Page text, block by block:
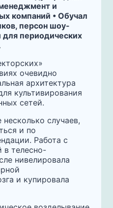
и
компаний • Обучал
персон шоу-
для периодических
очевидно
архитектура
культивирования
сетей.
случаев,
и по
Работа с
в телесно-
нивелировала
и купировала